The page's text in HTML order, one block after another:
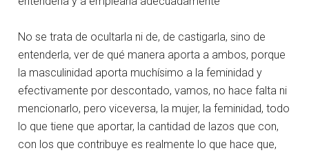
No se trata de ocultarla ni de, de castigarla, sino de
entenderla, ver de qué manera aporta a ambos, porque
la masculinidad aporta muchísimo a la feminidad y
efectivamente por descontado, vamos, no hace falta ni
mencionarlo, pero viceversa, la mujer, la feminidad, todo
lo que tiene que aportar, la cantidad de lazos que con,
con los que contribuye es realmente lo que hace que,